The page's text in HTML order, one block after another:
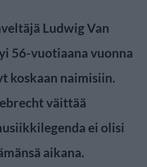
Ludwig Van
56-vuotiaana vuonna
koskaan naimisiin.
väittää
ei olisi
aikana.